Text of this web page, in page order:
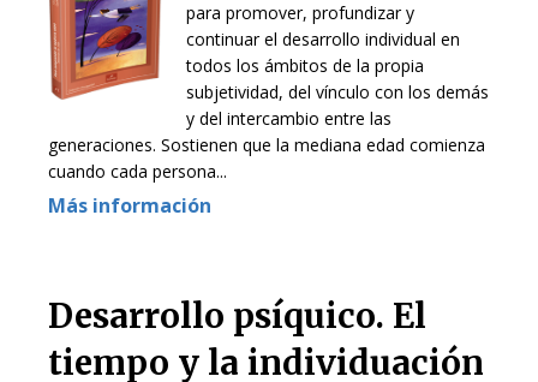
para promover, profundizar y
continuar el desarrollo individual en
todos los ámbitos de la propia
subjetividad, del vínculo con los demás
y del intercambio entre las
generaciones. Sostienen que la mediana edad comienza
cuando cada persona...
Más información
Desarrollo psíquico. El
tiempo y la individuación